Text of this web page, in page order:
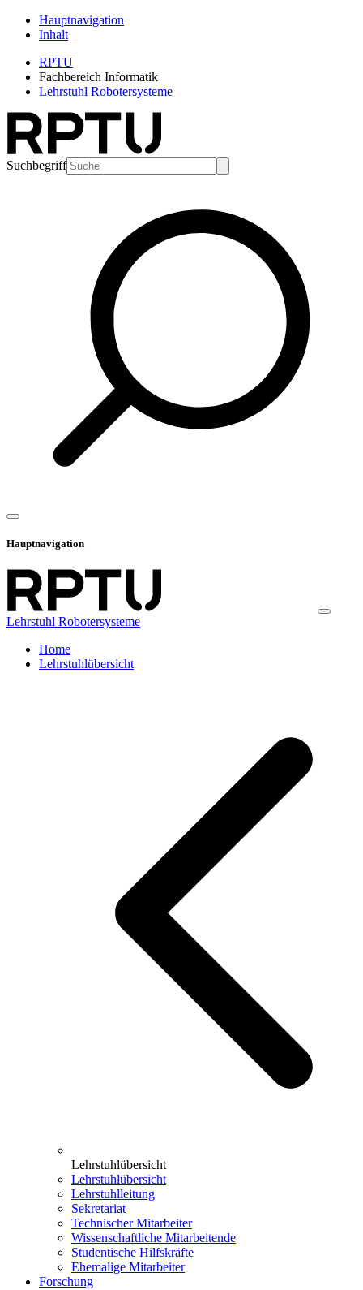
Hauptnavigation
Inhalt
RPTU
Fachbereich Informatik
Lehrstuhl Robotersysteme
Suchbegriff
Hauptnavigation
Lehrstuhl Robotersysteme
Home
Lehrstuhlübersicht
Lehrstuhlübersicht
Lehrstuhlübersicht
Lehrstuhlleitung
Sekretariat
Technischer Mitarbeiter
Wissenschaftliche Mitarbeitende
Studentische Hilfskräfte
Ehemalige Mitarbeiter
Forschung